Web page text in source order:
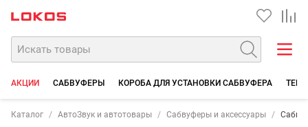
АКЦИИ САБВУФЕРЫ КОРОБА ДЛЯ УСТАНОВКИ САБВУФЕРА
Каталог АвтоЗвук и автотовары Сабвуферы и аксессуары